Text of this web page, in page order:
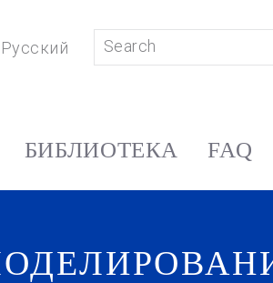
Русский
БИБЛИОТЕКА FAQ